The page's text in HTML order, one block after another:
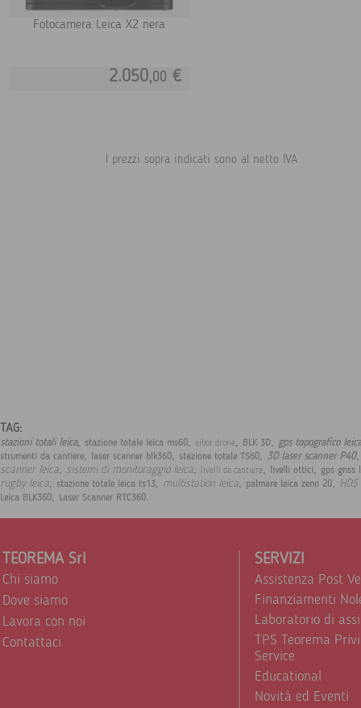
Fotocamera Leica X2 nera
2.050,00 €
I prezzi sopra indicati sono al netto IVA
TAG:
stazioni totali leica, stazione totale leica ms60, aibot drone, BLK 3D, gps topografico
strumenti da cantiere, laser scanner blk360, stazione totale TS60, 3D laser scanner P40
scanner leica, sistemi di monitoraggio leica, livelli da cantiere, livelli ottici, gps gnss
rugby leica, stazione totale leica ts13, multistation leica, palmare leica zeno 20,
Leica BLK360, Laser Scanner RTC360.
TEOREMA Srl
Chi siamo
Dove siamo
Lavora con noi
Contattaci
SERVIZI
Assistenza Post
Finanziamenti
Laboratorio di
TPS Teorema
Service
Educational
Novità ed Eventi